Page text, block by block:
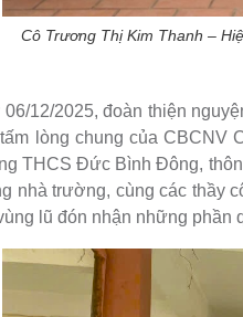
Cô Trương Thị Kim Thanh –
06/12/2025, đoàn thiện
lòng chung của CBCNV
THCS Đức Bình Đông,
nhà trường, cùng các thầy
lũ đón nhận những phần